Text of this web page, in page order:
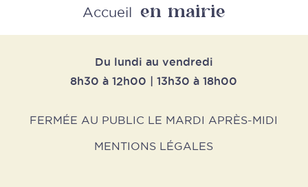
Retour
Accueil en mairie
Du lundi au vendredi
8h30 à 12h00 | 13h30 à 18h00
FERMÉE AU PUBLIC LE MARDI APRÈS-MIDI
MENTIONS LÉGALES